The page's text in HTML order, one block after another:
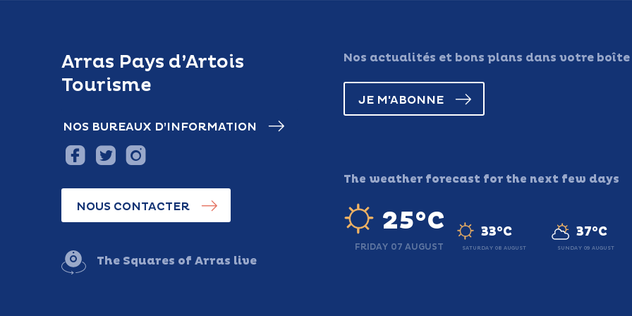
Arras Pays d’Artois
Tourisme
NOS BUREAUX D’INFORMATION
NOUS CONTACTER
The Squares of Arras live
Nos actualités et bons plans dans votre
JE M'ABONNE
The weather forecast for the next few days
25°C
FRIDAY 07 AUGUST
33°C
SATURDAY 08 AUGUST
37°C
SUNDAY 09 AUGUST